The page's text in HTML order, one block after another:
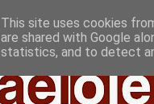
This site uses cookies
are shared with Google
statistics, and to detect